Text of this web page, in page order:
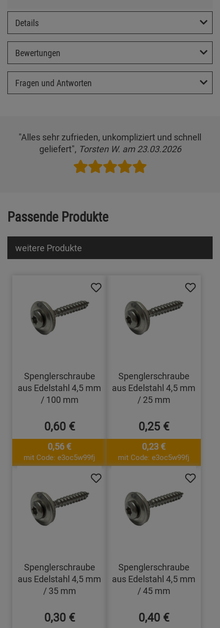
Details
Bewertungen
Fragen und Antworten
"Alles sehr zufrieden, unkompliziert und schnell
geliefert", Torsten W. am 23.03.2026
Passende Produkte
weitere Produkte
Spenglerschraube
aus Edelstahl 4,5 mm
/ 100 mm
0,60 €
0,56 €
mit Code: e3oc5w99fj
Spenglerschraube
aus Edelstahl 4,5 mm
/ 25 mm
0,25 €
0,23 €
mit Code: e3oc5w99fj
Spenglerschraube
aus Edelstahl 4,5 mm
/ 35 mm
0,30 €
Spenglerschraube
aus Edelstahl 4,5 mm
/ 45 mm
0,40 €